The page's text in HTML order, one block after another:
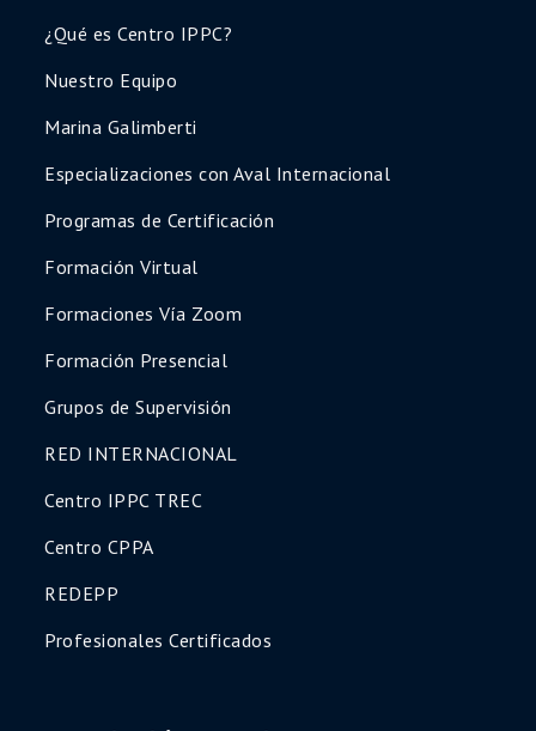
¿Qué es Centro IPPC?
Nuestro Equipo
Marina Galimberti
Especializaciones con Aval Internacional
Programas de Certificación
Formación Virtual
Formaciones Vía Zoom
Formación Presencial
Grupos de Supervisión
RED INTERNACIONAL
Centro IPPC TREC
Centro CPPA
REDEPP
Profesionales Certificados